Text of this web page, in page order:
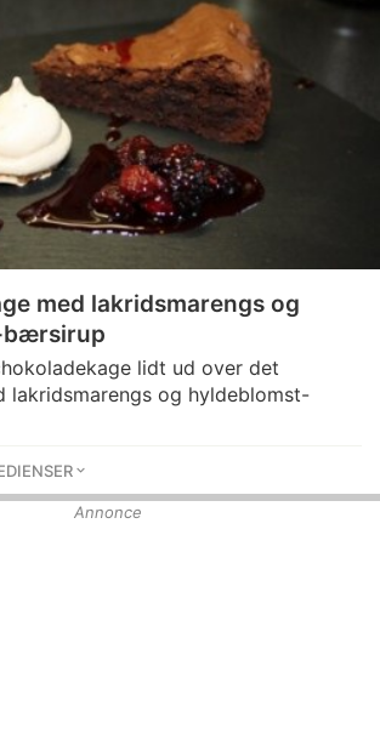
med lakridsmarengs og
bærsirup
lidt ud over det
lakridsmarengs og hyldeblomst-
Annonce